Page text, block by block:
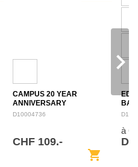
CAMPUS 20 YEAR
ANNIVERSARY
BACKPACK 28L
D10004736
CHF 109.-
shopping_cart
à
De
navigate_next